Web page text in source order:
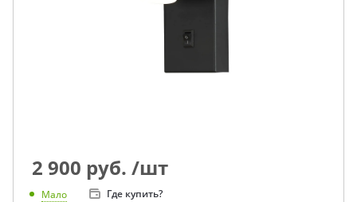
2 900 руб. /шт
Мало Где купить?